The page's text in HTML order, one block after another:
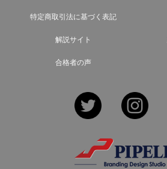
特定商取引法に基づく表記
解説サイト
合格者の声
Twitter